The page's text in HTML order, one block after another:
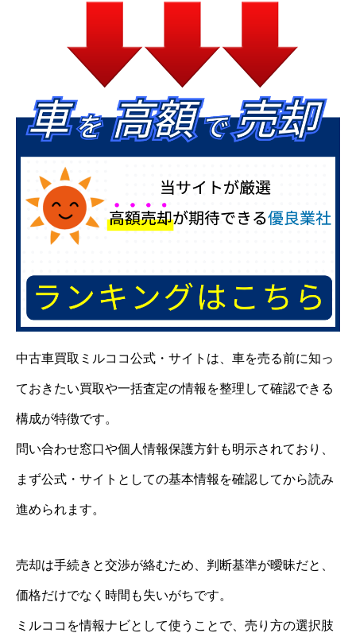
中古車買取ミルココ公式・サイトは、車を売る前に知っ
ておきたい買取や一括査定の情報を整理して確認できる
構成が特徴です。
問い合わせ窓口や個人情報保護方針も明示されており、
まず公式・サイトとしての基本情報を確認してから読み
進められます。
売却は手続きと交渉が絡むため、判断基準が曖昧だと、
価格だけでなく時間も失いがちです。
ミルココを情報ナビとして使うことで、売り方の選択肢